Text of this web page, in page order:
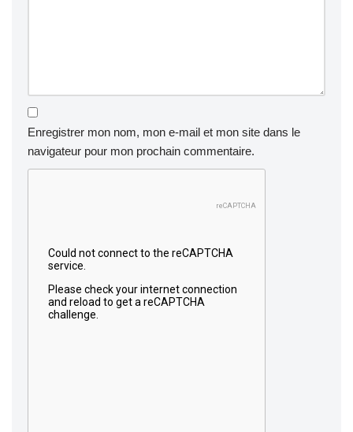
Enregistrer mon nom, mon e-mail et mon site dans le
navigateur pour mon prochain commentaire.